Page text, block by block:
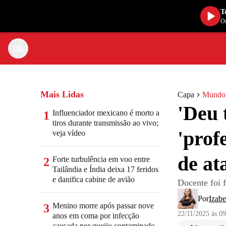
Capa Mundo
'Deu
de
Docente foi
Por
22/11/2025 às
Mais Lidas
1 Influenciador mexicano é morto a
tiros durante transmissão ao vivo;
veja vídeo
2 Forte turbulência em voo entre
Tailândia e Índia deixa 17 feridos
e danifica cabine de avião
3 Menino morre após passar nove
anos em coma por infecção